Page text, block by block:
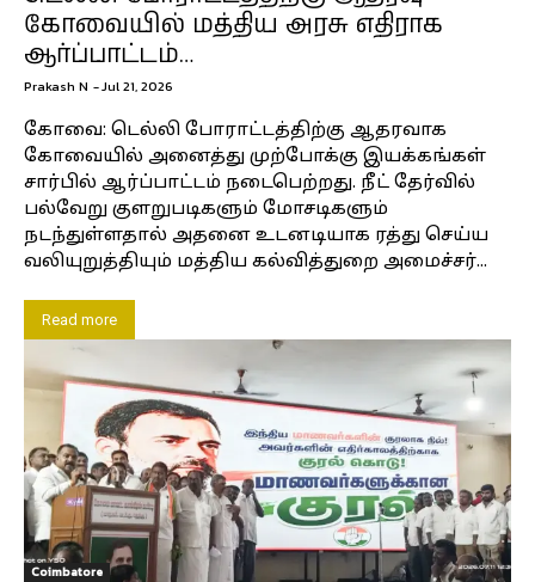
கோவையில் மத்திய அரசு எதிராக
ஆர்ப்பாட்டம்…
Prakash N -Jul 21, 2026
கோவை: டெல்லி போராட்டத்திற்கு ஆதரவாக
கோவையில் அனைத்து முற்போக்கு இயக்கங்கள்
சார்பில் ஆர்ப்பாட்டம் நடைபெற்றது. நீட் தேர்வில்
பல்வேறு குளறுபடிகளும் மோசடிகளும்
நடந்துள்ளதால் அதனை உடனடியாக ரத்து செய்ய
வலியுறுத்தியும் மத்திய கல்வித்துறை அமைச்சர்...
Read more
Coimbatore